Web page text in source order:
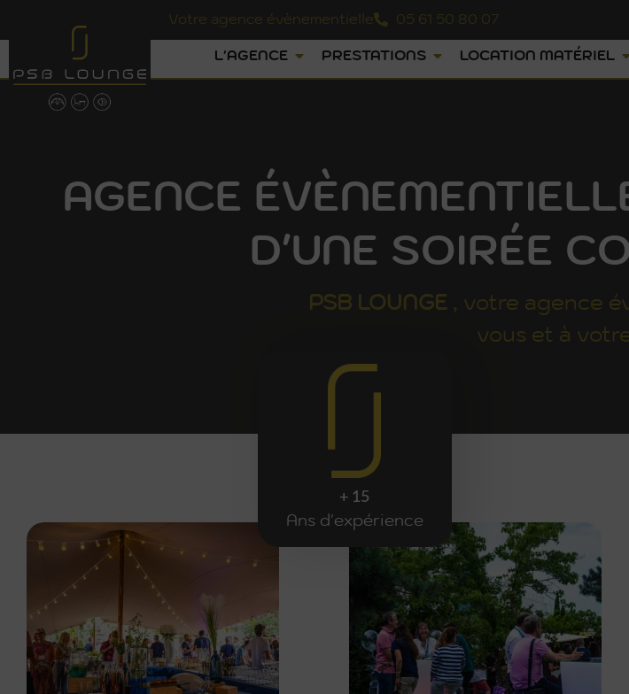
Votre agence évènementielle 05 61 50 80 07
L'AGENCE PRESTATIONS LOCATION MATÉRIEL
AGENCE
D'UNE SOIRÉE
PSB LOUNGE , votre agence
vous et à
+ 15
Ans d'expérience